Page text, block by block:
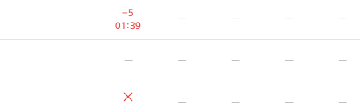
−5
01:39
— — — —
— — — — —
−2
01:39
01:12
−1